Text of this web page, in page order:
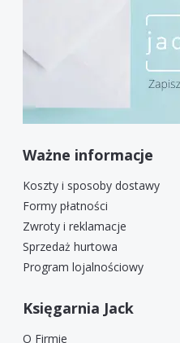
Ważne informacje
Koszty i sposoby dostawy
Formy płatności
Zwroty i reklamacje
Sprzedaż hurtowa
Program lojalnościowy
Księgarnia Jack
O Firmie